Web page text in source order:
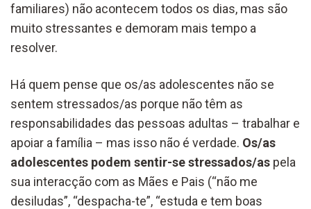
familiares) não acontecem todos os dias, mas são
muito stressantes e demoram mais tempo a
resolver.
Há quem pense que os/as adolescentes não se
sentem stressados/as porque não têm as
responsabilidades das pessoas adultas – trabalhar e
apoiar a família – mas isso não é verdade. Os/as
adolescentes podem sentir-se stressados/as pela
sua interacção com as Mães e Pais (“não me
desiludas”, “despacha-te”, “estuda e tem boas